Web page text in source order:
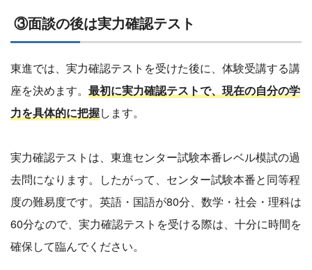
③面談の後は実力確認テスト
東進では、実力確認テストを受けた後に、体験受講する講
座を決めます。 最初に実力確認テストで、現在の自分の学
力を具体的に把握します。
実力確認テストは、東進センター試験本番レベル模試の過
去問になります。したがって、センター試験本番と同等程
度の難易度です。英語・国語が80分、数学・社会・理科は
60分なので、実力確認テストを受ける際は、十分に時間を
確保して臨んでください。